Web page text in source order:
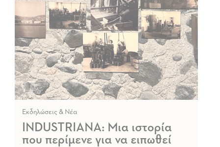
Εκδηλώσεις & Νέα
INDUSTRIANA: Μια ιστορία
που περίμενε για να ειπωθεί